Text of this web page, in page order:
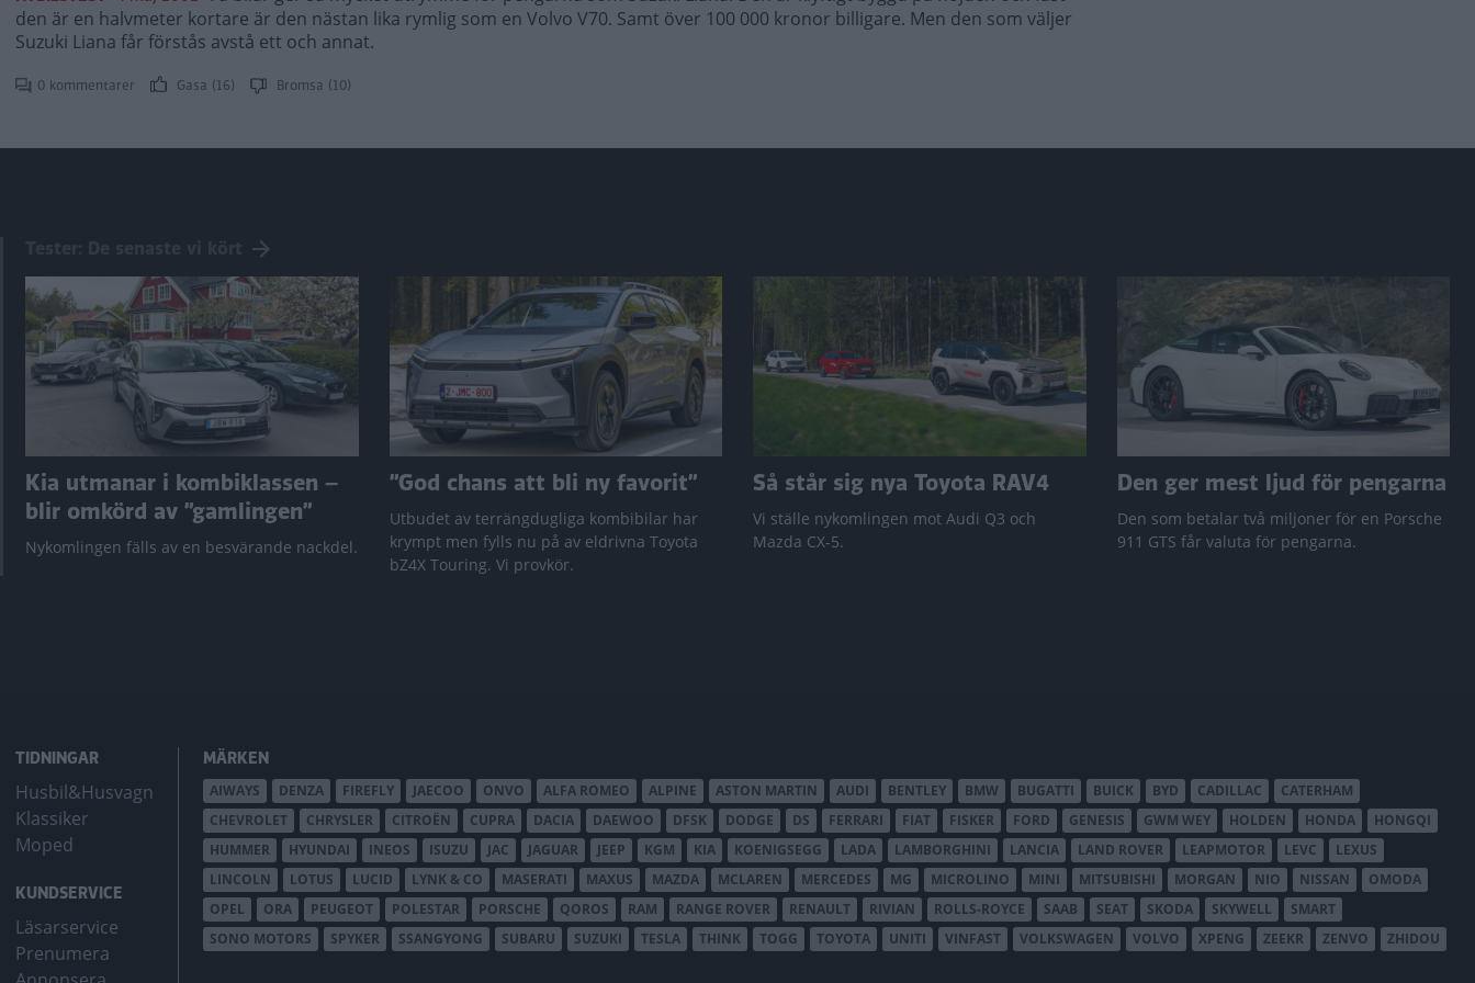
den är en halvmeter kortare är den nästan lika rymlig som en Volvo V70. Samt över 100 000 kronor billigare. Men den som väljer
Suzuki Liana får förstås avstå ett och annat.
0 kommentarer Gasa (16) Bromsa (10)
Kia utmanar i kombiklassen –
blir omkörd av ”gamlingen”
Nykomlingen fälls av en besvärande nackdel.
”God chans att bli ny favorit”
Utbudet av terrängdugliga kombibilar har
krympt men fylls nu på av eldrivna Toyota
bZ4X Touring. Vi provkör.
Så står sig nya Toyota RAV4
Vi ställe nykomlingen mot Audi Q3 och
Mazda CX-5.
Den ger mest ljud för pengarna
Den som betalar två miljoner för en Porsche
911 GTS får valuta för pengarna.
TIDNINGAR
Husbil&Husvagn
Klassiker
Moped
KUNDSERVICE
Läsarservice
Prenumera
MÄRKEN
AIWAYS DENZA FIREFLY JAECOO ONVO ALFA ROMEO ALPINE ASTON MARTIN AUDI BENTLEY BMW BUGATTI BUICK BYD CADILLAC
CATERHAM
CHEVROLET
CHRYSLER CITROËN CUPRA DACIA DAEWOO DFSK DODGE DS FERRARI FIAT FISKER FORD GENESIS GWM WEY HOLDEN HONDA
HONGQI
HUMMER
HYUNDAI INEOS ISUZU JAC JAGUAR JEEP KGM KIA KOENIGSEGG LADA LAMBORGHINI LANCIA LAND ROVER LEAPMOTOR LEVC
LEXUS
LINCOLN
LOTUS LUCID LYNK & CO MASERATI MAXUS MAZDA MCLAREN MERCEDES MG MICROLINO MINI MITSUBISHI MORGAN NIO NISSAN
OMODA
OPEL
ORA PEUGEOT POLESTAR PORSCHE QOROS RAM RANGE ROVER RENAULT RIVIAN ROLLS-ROYCE SAAB SEAT SKODA SKYWELL
SMART
SONO MOTORS
SPYKER SSANGYONG SUBARU SUZUKI TESLA THINK TOGG TOYOTA UNITI VINFAST VOLKSWAGEN VOLVO XPENG ZEEKR ZENVO ZHIDOU